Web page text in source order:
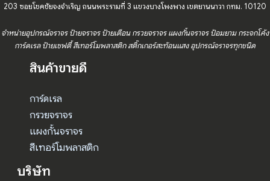
203 ซอยโชคชัยจงจำเริญ ถนนพระรามที่ 3 แขวงบางโพงพาง เขตยานนาวา กทม. 10120
จำหน่ายอุปกรณ์จราจร ป้ายจราจร ป้ายเตือน กรวยจราจร แผงกั้นจราจร ป้อมยาม กระจกโค้ง
การ์ดเรล ป้ายเซฟตี้ สีเทอร์โมพลาสติก สติ๊กเกอร์สะท้อนแสง อุปกรณ์จราจรทุกชนิด
สินค้าขายดี
การ์ดเรล
กรวยจราจร
แผงกั้นจราจร
สีเทอร์โมพลาสติก
บริษัท